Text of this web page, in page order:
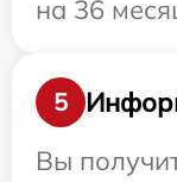
на 36
5
Вы